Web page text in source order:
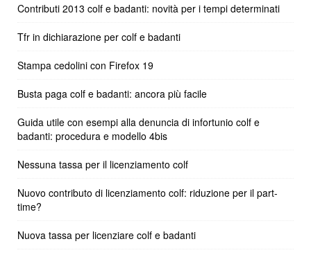
Contributi 2013 colf e badanti: novità per i tempi determinati
Tfr in dichiarazione per colf e badanti
Stampa cedolini con Firefox 19
Busta paga colf e badanti: ancora più facile
Guida utile con esempi alla denuncia di infortunio colf e
badanti: procedura e modello 4bis
Nessuna tassa per il licenziamento colf
Nuovo contributo di licenziamento colf: riduzione per il part-
time?
Nuova tassa per licenziare colf e badanti